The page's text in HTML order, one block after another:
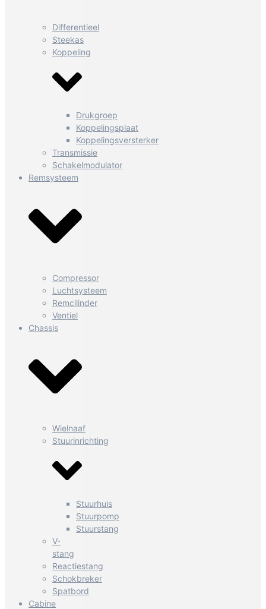
Differentieel
Steekas
Koppeling
Drukgroep
Koppelingsplaat
Koppelingsversterker
Transmissie
Schakelmodulator
Remsysteem
Compressor
Luchtsysteem
Remcilinder
Ventiel
Chassis
Wielnaaf
Stuurinrichting
Stuurhuis
Stuurpomp
Stuurstang
V-
stang
Reactiestang
Schokbreker
Spatbord
Cabine